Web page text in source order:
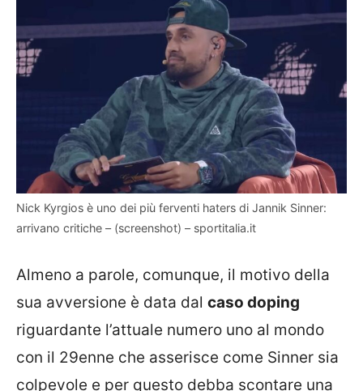
Nick Kyrgios è uno dei più ferventi haters di Jannik Sinner:
arrivano critiche – (screenshot) – sportitalia.it
Almeno a parole, comunque, il motivo della
sua avversione è data dal caso doping
riguardante l’attuale numero uno al mondo
con il 29enne che asserisce come Sinner sia
colpevole e per questo debba scontare una